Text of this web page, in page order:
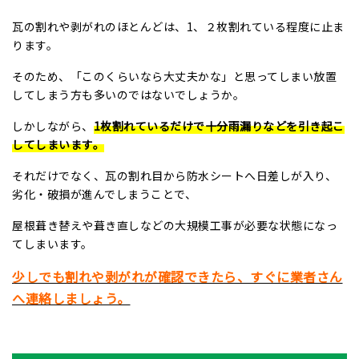
瓦の割れや剥がれのほとんどは、 1、２枚割れている程度に止ま
ります。
そのため、「このくらいなら大丈夫かな」と思ってしまい放置
してしまう方も多いのではないでしょうか。
しかしながら、 1枚割れているだけで十分雨漏りなどを引き起こ
してしまいます。
それだけでなく、瓦の割れ目から防水シートへ日差しが入り、
劣化・破損が進んでしまうことで、
屋根葺き替えや葺き直しなどの大規模工事が必要な状態になっ
てしまいます。
少しでも割れや剥がれが確認できたら、すぐに業者さん
へ連絡しましょう。